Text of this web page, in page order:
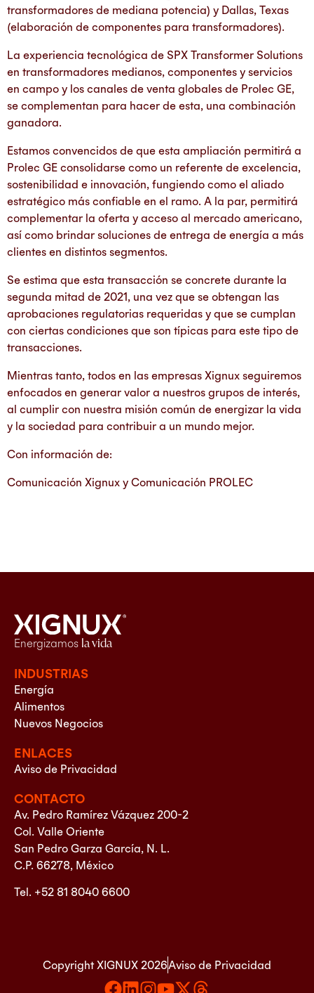
transformadores de mediana potencia) y Dallas, Texas
(elaboración de componentes para transformadores).
La experiencia tecnológica de SPX Transformer Solutions
en transformadores medianos, componentes y servicios
en campo y los canales de venta globales de Prolec GE,
se complementan para hacer de esta, una combinación
ganadora.
Estamos convencidos de que esta ampliación permitirá a
Prolec GE consolidarse como un referente de excelencia,
sostenibilidad e innovación, fungiendo como el aliado
estratégico más confiable en el ramo. A la par, permitirá
complementar la oferta y acceso al mercado americano,
así como brindar soluciones de entrega de energía a más
clientes en distintos segmentos.
Se estima que esta transacción se concrete durante la
segunda mitad de 2021, una vez que se obtengan las
aprobaciones regulatorias requeridas y que se cumplan
con ciertas condiciones que son típicas para este tipo de
transacciones.
Mientras tanto, todos en las empresas Xignux seguiremos
enfocados en generar valor a nuestros grupos de interés,
al cumplir con nuestra misión común de energizar la vida
y la sociedad para contribuir a un mundo mejor.
Con información de:
Comunicación Xignux y Comunicación PROLEC
Energizamos la vida
INDUSTRIAS
Energía
Alimentos
Nuevos Negocios
ENLACES
Aviso de Privacidad
CONTACTO
Av. Pedro Ramírez Vázquez 200-2
Col. Valle Oriente
San Pedro Garza García, N. L.
C.P. 66278, México
Tel. +52 81 8040 6600
Copyright XIGNUX 2026Aviso de Privacidad